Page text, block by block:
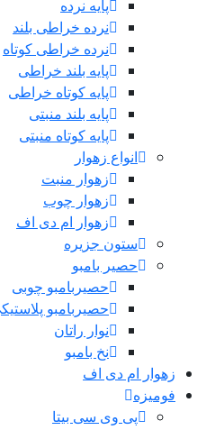
پایه نرده
نرده خراطی بلند
نرده خراطی کوتاه
پایه بلند خراطی
پایه کوتاه خراطی
پایه بلند منبتی
پایه کوتاه منبتی
انواع زهوار
زهوار منبت
زهوار چوب
زهوار ام دی اف
ستون جزیره
حصیر بامبو
حصیربامبو چوبی
حصیربامبو پلاستیکی
نوار راتان
نخ بامبو
زهوار ام دی اف
فومیزه
پی وی سی بیتا